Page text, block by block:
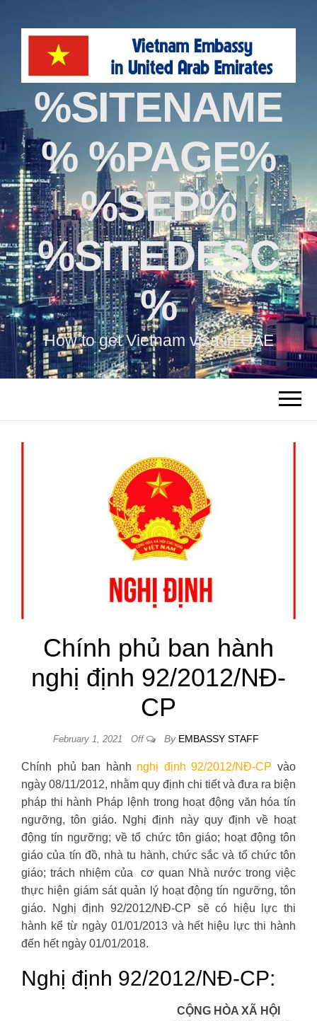
%SITENAME
% %PAGE%
%SEP%
%SITEDESC
%
How to get Vietnam visa in UAE
Chính phủ ban hành
nghị định 92/2012/NĐ-
CP
February 1, 2021 Off By EMBASSY STAFF
Chính phủ ban hành nghị định 92/2012/NĐ-CP vào
ngày 08/11/2012, nhằm quy định chi tiết và đưa ra biện
pháp thi hành Pháp lệnh trong hoạt động văn hóa tín
ngưỡng, tôn giáo. Nghị định này quy định về hoạt
động tín ngưỡng; về tổ chức tôn giáo; hoạt động tôn
giáo của tín đồ, nhà tu hành, chức sắc và tổ chức tôn
giáo; trách nhiệm của cơ quan Nhà nước trong việc
thực hiện giám sát quản lý hoạt động tín ngưỡng, tôn
giáo. Nghị định 92/2012/NĐ-CP sẽ có hiệu lực thi
hành kể từ ngày 01/01/2013 và hết hiệu lực thi hành
đến hết ngày 01/01/2018.
Nghị định 92/2012/NĐ-CP:
CỘNG HÒA XÃ HỘI